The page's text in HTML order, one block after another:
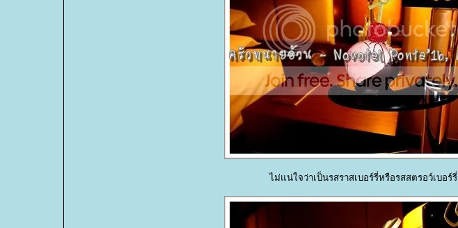
ไม่แน่ใจว่าเป็นรสราสเบอร์รี่หรือรสสตรอว์เบอร์รี่